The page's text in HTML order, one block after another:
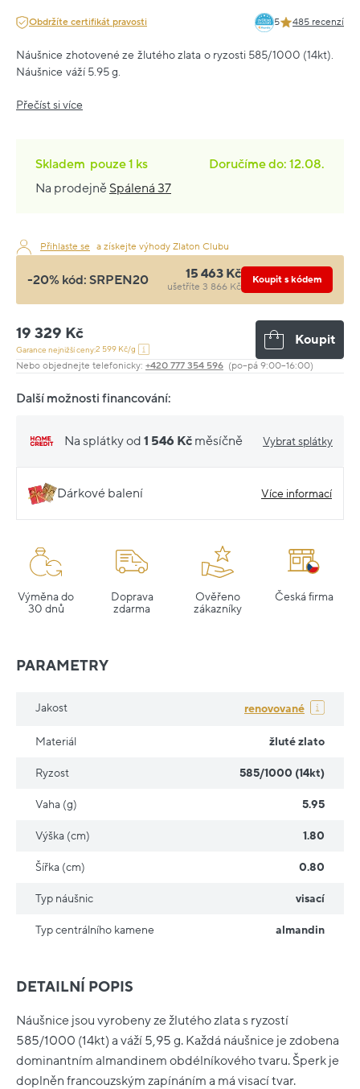
Obdržíte certifikát pravosti 5 485 recenzí
Náušnice zhotovené ze žlutého zlata o ryzosti 585/1000 (14kt).
Náušnice váží 5.95 g.
Přečíst si více
Skladem pouze1 ks
Doručíme do: 12.08.
Na prodejně Spálená 37
Přihlaste se a získejte výhody Zlaton Clubu
-20% kód: SRPEN20 15 463 Kč
ušetříte 3 866 Kč
Koupit s kódem
19 329 Kč
Garance nejnižší ceny:2 599 Kč/g
Koupit
Nebo objednejte telefonicky: +420 777 354 596 (po–pá 9:00–16:00)
Další možnosti financování:
Na splátky od 1 546 Kč měsíčně Vybrat splátky
Dárkové balení Více informací
Výměna do
30 dnů
Doprava
zdarma
Ověřeno
zákazníky
Česká firma
DETAILNÍ POPIS
Náušnice jsou vyrobeny ze žlutého zlata s ryzostí
585/1000 (14kt) a váží 5,95 g. Každá náušnice je zdobena
dominantním almandinem obdélníkového tvaru. Šperk je
doplněn francouzským zapínáním a má visací tvar.
PARAMETRY
Jakost renovované
Materiál žluté zlato
Ryzost 585/1000 (14kt)
Vaha (g) 5.95
Výška (cm) 1.80
Šířka (cm) 0.80
Typ náušnic visací
Typ centrálního kamene almandin